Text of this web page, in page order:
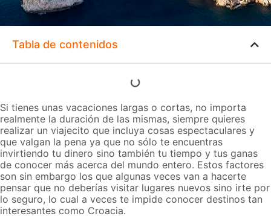
Tabla de contenidos
Si tienes unas vacaciones largas o cortas, no importa
realmente la duración de las mismas, siempre quieres
realizar un viajecito que incluya cosas espectaculares y
que valgan la pena ya que no sólo te encuentras
invirtiendo tu dinero sino también tu tiempo y tus ganas
de conocer más acerca del mundo entero. Estos factores
son sin embargo los que algunas veces van a hacerte
pensar que no deberías visitar lugares nuevos sino irte por
lo seguro, lo cual a veces te impide conocer destinos tan
interesantes como Croacia.